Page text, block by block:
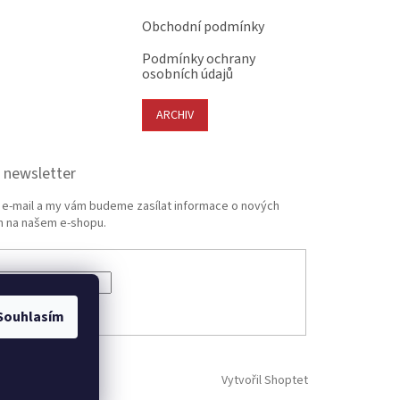
Obchodní podmínky
Podmínky ochrany
osobních údajů
ARCHIV
newsletter
mail a my vám budeme zasílat informace o nových
našem e-shopu.
SE
Vytvořil Shoptet